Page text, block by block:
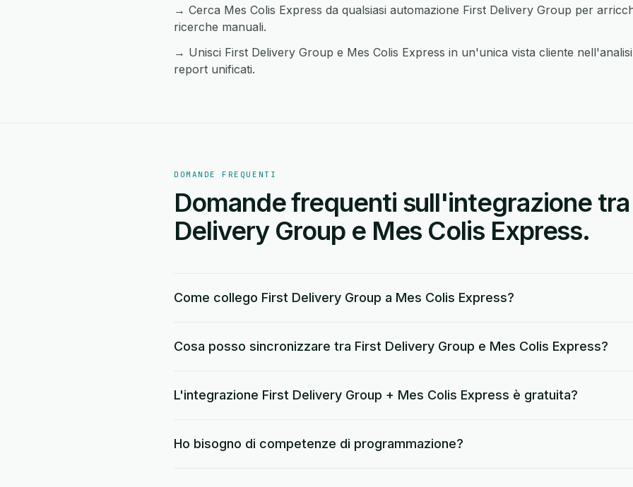
→ Cerca Mes Colis Express da qualsiasi automazione First Delivery Group per
ricerche manuali.
→ Unisci First Delivery Group e Mes Colis Express in un'unica vista cliente
report unificati.
DOMANDE FREQUENTI
Domande frequenti sull'integrazione
Delivery Group e Mes Colis Express.
Come collego First Delivery Group a Mes Colis Express?
Cosa posso sincronizzare tra First Delivery Group e Mes Colis Express?
L'integrazione First Delivery Group + Mes Colis Express è gratuita?
Ho bisogno di competenze di programmazione?